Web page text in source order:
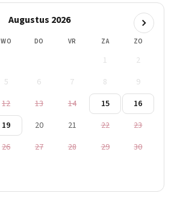
Augustus 2026
WO DO VR ZA ZO
1
2
5 6 7 8
9
12 13 14 15
16
19 20 21 22
23
26 27 28 29
30